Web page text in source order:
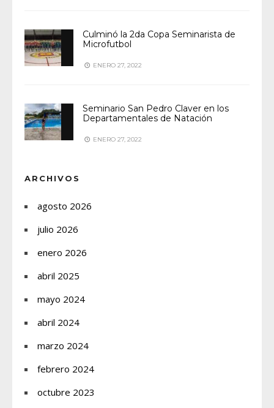
Culminó la 2da Copa Seminarista de
Microfutbol
ENERO 27, 2022
Seminario San Pedro Claver en los
Departamentales de Natación
ENERO 27, 2022
ARCHIVOS
agosto 2026
julio 2026
enero 2026
abril 2025
mayo 2024
abril 2024
marzo 2024
febrero 2024
octubre 2023